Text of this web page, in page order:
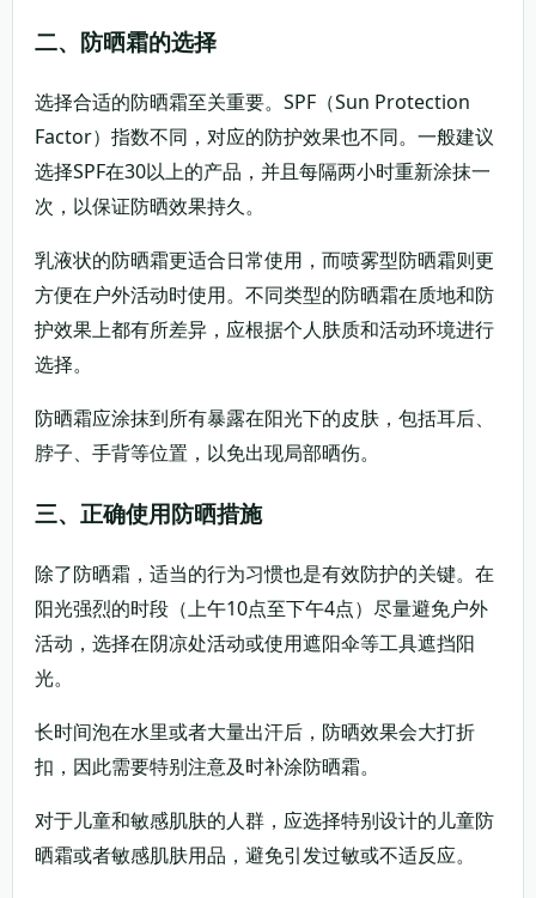
二、防晒霜的选择
选择合适的防晒霜至关重要。SPF（Sun Protection
Factor）指数不同，对应的防护效果也不同。一般建议
选择SPF在30以上的产品，并且每隔两小时重新涂抹一
次，以保证防晒效果持久。
乳液状的防晒霜更适合日常使用，而喷雾型防晒霜则更
方便在户外活动时使用。不同类型的防晒霜在质地和防
护效果上都有所差异，应根据个人肤质和活动环境进行
选择。
防晒霜应涂抹到所有暴露在阳光下的皮肤，包括耳后、
脖子、手背等位置，以免出现局部晒伤。
三、正确使用防晒措施
除了防晒霜，适当的行为习惯也是有效防护的关键。在
阳光强烈的时段（上午10点至下午4点）尽量避免户外
活动，选择在阴凉处活动或使用遮阳伞等工具遮挡阳
光。
长时间泡在水里或者大量出汗后，防晒效果会大打折
扣，因此需要特别注意及时补涂防晒霜。
对于儿童和敏感肌肤的人群，应选择特别设计的儿童防
晒霜或者敏感肌肤用品，避免引发过敏或不适反应。